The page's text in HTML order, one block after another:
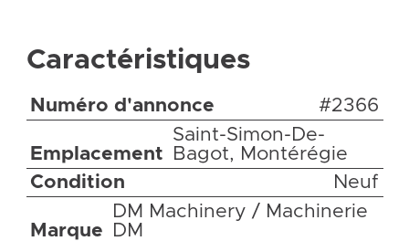
Caractéristiques
Numéro d'annonce #2366
Emplacement
Saint-Simon-De-
Bagot, Montérégie
Condition
Neuf
Marque
DM Machinery / Machinerie
DM